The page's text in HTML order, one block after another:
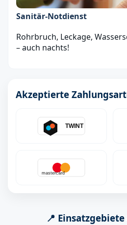
Sanitär‑Notdienst
Rohrbruch, Leckage,
– auch nachts!
Akzeptierte
TWINT
mastercard
📍